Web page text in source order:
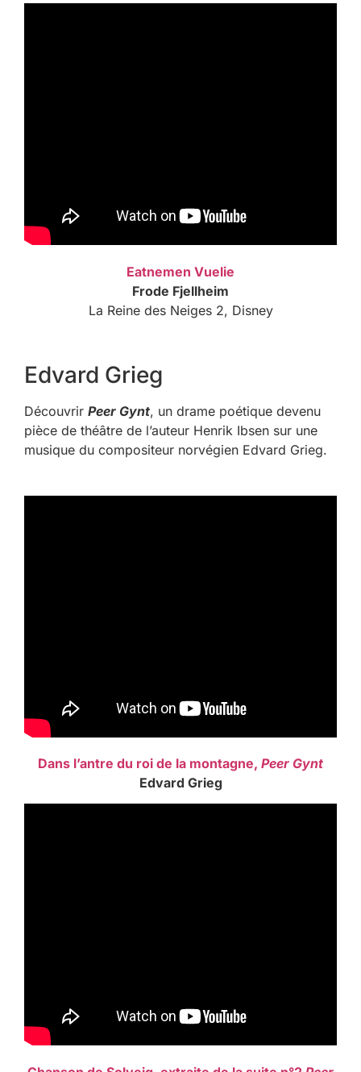
Eatnemen Vuelie
Frode Fjellheim
La Reine des Neiges 2, Disney
Edvard Grieg
Découvrir Peer Gynt, un drame poétique devenu
pièce de théâtre de l’auteur Henrik Ibsen sur une
musique du compositeur norvégien Edvard Grieg.
Dans l’antre du roi de la montagne, Peer Gynt
Edvard Grieg